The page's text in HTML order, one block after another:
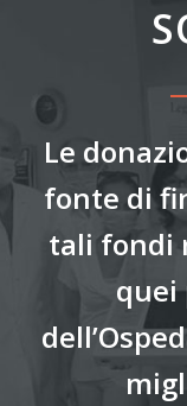
Le
fonte di
tali fondi
quei